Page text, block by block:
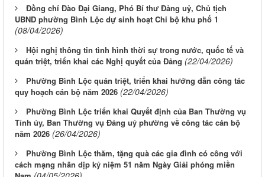
Đồng chí Đào Đại Giang, Phó Bí thư Đảng uỷ, Chủ tịch
UBND phường Bình Lộc dự sinh hoạt Chi bộ khu phố 1
(08/04/2026)
Hội nghị thông tin tình hình thời sự trong nước, quốc tế và
quán triệt, triển khai các Nghị quyết của Đảng (22/04/2026)
Phường Bình Lộc quán triệt, triển khai hướng dẫn công tác
quy hoạch cán bộ năm 2026 (22/04/2026)
Phường Bình Lộc triển khai Quyết định của Ban Thường vụ
Tỉnh ủy, Ban Thường vụ Đảng uỷ phường về công tác cán bộ
năm 2026 (26/04/2026)
Phường Bình Lộc thăm, tặng quà các gia đình có công với
cách mạng nhân dịp kỷ niệm 51 năm Ngày Giải phóng miền